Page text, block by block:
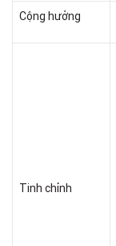
Cộng hưởng
Tinh chỉnh